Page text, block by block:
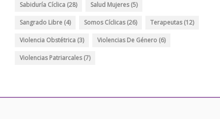
Sabiduría Cíclica (28) Salud Mujeres(5)
Sangrado Libre (4) Somos Cíclicas(26) Terapeutas(12)
Violencia Obstétrica (3) Violencias De Género (6)
Violencias Patriarcales(7)